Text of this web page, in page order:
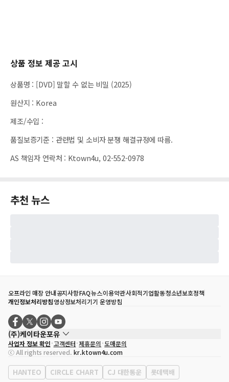
상품 정보 제공 고시
상품명 : [DVD] 말할 수 없는 비밀 (2025)
원산지 : Korea
제조/수입 :
품질보증기준 : 관련법 및 소비자 분쟁 해결규정에 따름.
AS 책임자 연락처 : Ktown4u, 02-552-0978
추천 뉴스
오프라인 매장 안내공지사항FAQ뉴스이용약관사회적기업활동청소년보호정책
개인정보처리방침영상정보처리기기 운영방침
(주)케이타운포유
대표자
송효민
사업자등록번호
120-87-71116
통신판매업 신고번호 제2011-서울강남-02223
대표전화
02-552-9855
사업자 정보 확인 고객센터 제휴문의 도매문의
ⓒ All rights reserved. kr.ktown4u.com
HANTEO CIRCLE CHART CJ 대한통운 롯데택배